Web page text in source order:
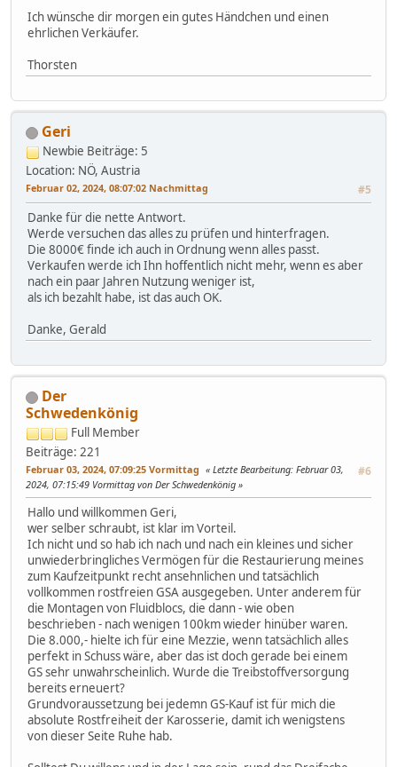
Ich wünsche dir morgen ein gutes Händchen und einen
ehrlichen Verkäufer.
Thorsten
Geri
Newbie Beiträge: 5
Location: NÖ, Austria
Februar 02, 2024, 08:07:02 Nachmittag #5
Danke für die nette Antwort.
Werde versuchen das alles zu prüfen und hinterfragen.
Die 8000€ finde ich auch in Ordnung wenn alles passt.
Verkaufen werde ich Ihn hoffentlich nicht mehr, wenn es aber
nach ein paar Jahren Nutzung weniger ist,
als ich bezahlt habe, ist das auch OK.
Danke, Gerald
Der
Schwedenkönig
Full Member
Beiträge: 221
Februar 03, 2024, 07:09:25 Vormittag #6
Letzte Bearbeitung: Februar 03,
2024, 07:15:49 Vormittag von Der Schwedenkönig
Hallo und willkommen Geri,
wer selber schraubt, ist klar im Vorteil.
Ich nicht und so hab ich nach und nach ein kleines und sicher
unwiederbringliches Vermögen für die Restaurierung meines
zum Kaufzeitpunkt recht ansehnlichen und tatsächlich
vollkommen rostfreien GSA ausgegeben. Unter anderem für
die Montagen von Fluidblocs, die dann - wie oben
beschrieben - nach wenigen 100km wieder hinüber waren.
Die 8.000,- hielte ich für eine Mezzie, wenn tatsächlich alles
perfekt in Schuss wäre, aber das ist doch gerade bei einem
GS sehr unwahrscheinlich. Wurde die Treibstoffversorgung
bereits erneuert?
Grundvoraussetzung bei jedemn GS-Kauf ist für mich die
absolute Rostfreiheit der Karosserie, damit ich wenigstens
von dieser Seite Ruhe hab.